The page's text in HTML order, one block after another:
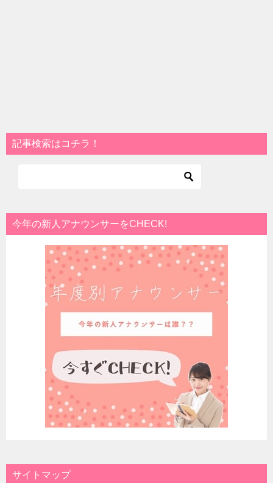
記事検索はコチラ！
今年の新人アナウンサーをCHECK!
サイトマップ